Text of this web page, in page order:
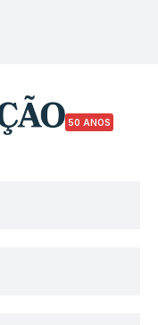
50 ANOS